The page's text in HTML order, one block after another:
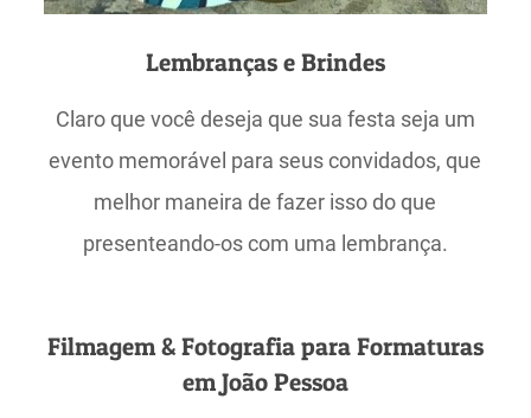
Lembranças e Brindes
Claro que você deseja que sua festa seja um
evento memorável para seus convidados, que
melhor maneira de fazer isso do que
presenteando-os com uma lembrança.
Filmagem & Fotografia para Formaturas
em João Pessoa